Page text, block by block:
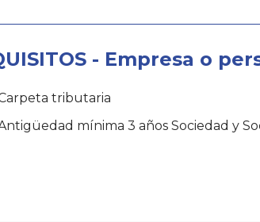
- Empresa o
tributaria
mínima 3 años Sociedad y